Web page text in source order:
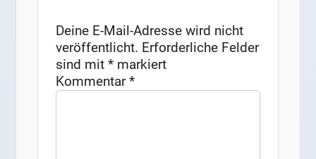
Deine E-Mail-Adresse wird nicht
veröffentlicht. Erforderliche Felder
sind mit* markiert
Kommentar*